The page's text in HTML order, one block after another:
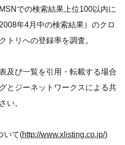
での検索結果上位100以内に
年4月中の検索結果）のクロ
トリへの登録率を調査。
及び一覧を引用・転載する場合
とジーネットワークスによる共
い。
いて(http://www.xlisting.co.jp/)